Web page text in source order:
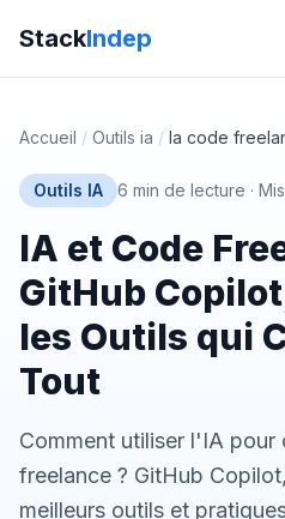
StackIndep
Accueil / Outils ia / Ia code
Outils IA 6 min de lecture ·
IA et Code
GitHub
les Outils qui
Tout
Comment utiliser l'IA pour
freelance ? GitHub
meilleurs outils et